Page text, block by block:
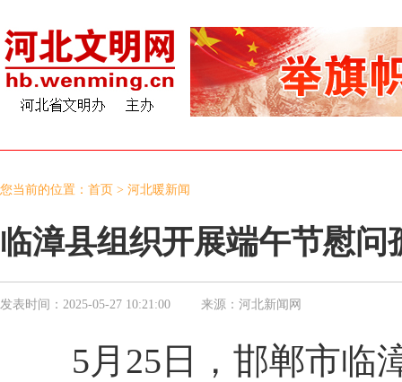
您当前的位置： 首页 > 河北暖新闻
临漳县组织开展端午节慰问
发表时间： 2025-05-27 10:21:00 来源： 河北新闻网
5月25日，邯郸市临